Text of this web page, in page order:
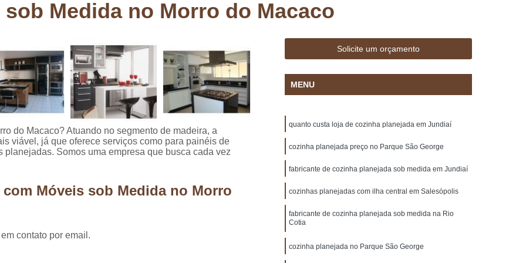
Deck em Madeira Cumaru
Deck Madeira
Deck Madeira Cumaru
Deck para Sacada
Empresa Marcenaria de Planejado
Marcenaria com Móveis Planejados
Marcenaria de Personalização de Planejados
Marcenaria de Planejado para Residência
Marcenaria de Planejados em Sp
Marcenaria de Planejados para Cozinhas
Marcenaria de Planejados para Quarto
Marcenaria de Planejados para Sala
Loja de Móveis Planejados
Móveis Planejados
Móveis Planejados em São Paulo
Móveis Planejados em Sp
Móveis Planejados para Cozinha
Móveis Planejados para Sala
Móveis Planejados para Varanda
Medida no Morro do Macaco
do Macaco? Atuando no segmento de madeira, a
viável, já que oferece serviços como para painéis de
Somos uma empresa que busca cada vez
Móveis sob Medida no Morro
contato por email.
Solicite um orçamento
MENU
quanto custa loja de cozinha planejada em Jundiaí
cozinha planejada preço no Parque São George
fabricante de cozinha planejada sob medida em Jundiaí
cozinhas planejadas com ilha central em Salesópolis
fabricante de cozinha planejada sob medida na Rio
Cotia
cozinha planejada no Parque São George